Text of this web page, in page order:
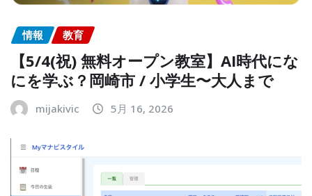
情報 教育
【5/4(祝) 無料オープン教室】AI時代にな
にを学ぶ？岡崎市 / 小学生〜大人まで
mijakivic 5月 16, 2026